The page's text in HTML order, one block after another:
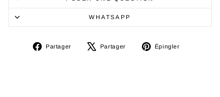
WHATSAPP
Partager
PartagerPartager
TweeterÉpingler